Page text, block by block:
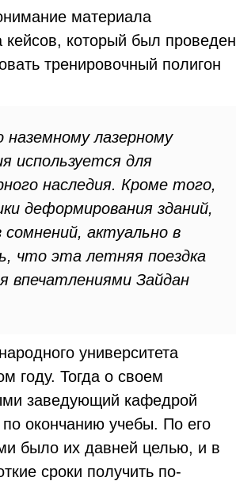
материала
кейсов, который был проведен
тренировочный полигон
наземному лазерному
используется для
наследия. Кроме того,
деформирования зданий,
актуально в
что эта летняя поездка
впечатлениями Зайдан
университета
году. Тогда о своем
заведующий кафедрой
окончанию учебы. По его
было их давней целью, и в
сроки получить по-